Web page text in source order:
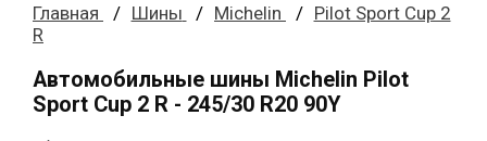
Главная Шины Michelin
Pilot Sport Cup 2
R
Автомобильные шины Michelin Pilot
Sport Cup 2 R - 245/30 R20 90Y